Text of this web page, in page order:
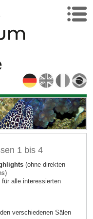
1 bis 4
(ohne direkten
alle interessierten
verschiedenen Sälen